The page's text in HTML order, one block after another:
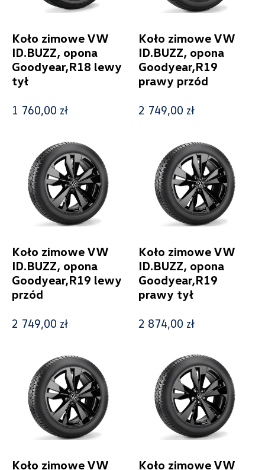
Koło zimowe VW
ID.BUZZ, opona
Goodyear,R18 lewy
tył
1 760,00 zł
Koło zimowe VW
ID.BUZZ, opona
Goodyear,R19
prawy przód
2 749,00 zł
Koło zimowe VW
ID.BUZZ, opona
Goodyear,R19 lewy
przód
2 749,00 zł
Koło zimowe VW
ID.BUZZ, opona
Goodyear,R19
prawy tył
2 874,00 zł
Koło zimowe VW Koło zimowe VW